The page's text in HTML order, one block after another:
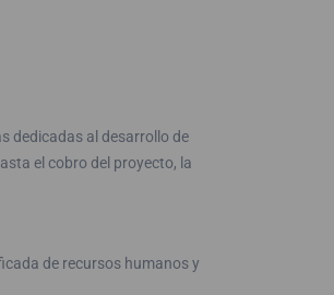
dedicadas al desarrollo de
el cobro del proyecto, la
de recursos humanos y